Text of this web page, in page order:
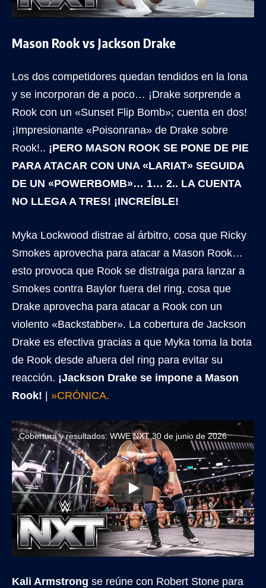
Mason Rook vs Jackson Drake
Los dos competidores quedan tendidos en la lona
y se incorporan de a poco… ¡Drake sorprende a
Rook con un «Sunset Flip Bomb»; cuenta en dos!
¡Impresionante «Poisonrana» de Drake sobre
Rook!.. ¡PERO MASON ROOK SE PONE DE PIE
PARA ATACAR CON UNA «LARIAT» SEGUIDA
DE UN «POWERBOMB»… 1… 2.. LA CUENTA
NO LLEGA A TRES! ¡INCREÍBLE!
Myka Lockwood distrae al árbitro, cosa que Ricky
Smokes aprovecha para atacar a Mason Rook…
esto provoca que Rook se distraiga para lanzar a
Smokes contra Baylor fuera del ring, cosa que
Drake aprovecha para atacar a Rook con un
violento «Backstabber». La cobertura de Jackson
Drake es efectiva gracias a que Myka toma la bota
de Rook desde afuera del ring para evitar su
reacción. ¡Jackson Drake se impone a Mason
Rook! | »CRÓNICA.
Cobertura y resultados: WWE NXT 30 de junio de 2026
Kali Armstrong se reúne con Robert Stone para